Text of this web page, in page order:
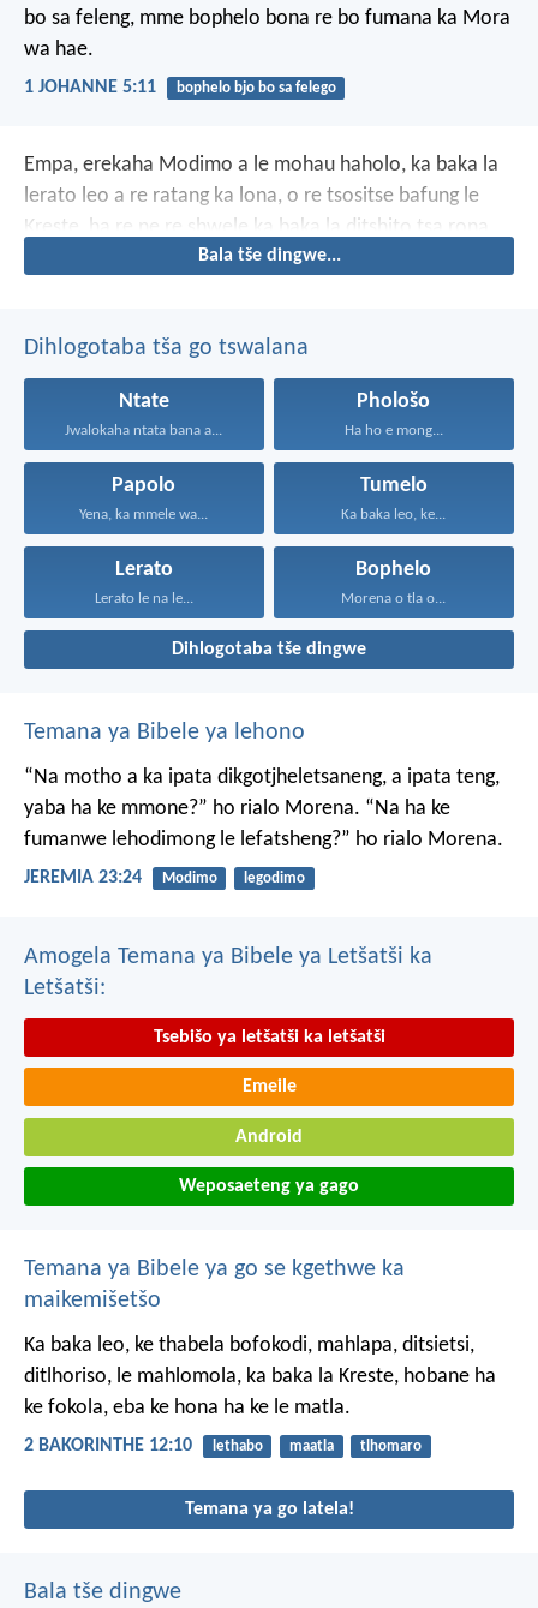
bo sa feleng, mme bophelo bona re bo fumana ka Mora
wa hae.
1 JOHANNE 5:11 bophelo bjo bo sa felego
Empa, erekaha Modimo a le mohau haholo, ka baka la
lerato leo a re ratang ka lona, o re tsositse bafung le
Kreste, ha re ne re shwele ka baka la ditshito tsa rona.
Hopolang he, hore ke ka mohau wa hae le
Bala tše dingwe...
Dihlogotaba tša go tswalana
Ntate
Jwalokaha ntata bana a...
Phološo
Ha ho e mong...
Papolo
Yena, ka mmele wa...
Tumelo
Ka baka leo, ke...
Lerato
Lerato le na le...
Bophelo
Morena o tla o...
Dihlogotaba tše dingwe
Temana ya Bibele ya lehono
“Na motho a ka ipata dikgotjheletsaneng, a ipata teng,
yaba ha ke mmone?” ho rialo Morena. “Na ha ke
fumanwe lehodimong le lefatsheng?” ho rialo Morena.
JEREMIA 23:24 Modimo legodimo
Amogela Temana ya Bibele ya Letšatši ka
Letšatši:
Tsebišo ya letšatši ka letšatši
Emeile
Android
Weposaeteng ya gago
Temana ya Bibele ya go se kgethwe ka
maikemišetšo
Ka baka leo, ke thabela bofokodi, mahlapa, ditsietsi,
ditlhoriso, le mahlomola, ka baka la Kreste, hobane ha
ke fokola, eba ke hona ha ke le matla.
2 BAKORINTHE 12:10 lethabo maatla tlhomaro
Temana ya go latela!
Bala tše dingwe